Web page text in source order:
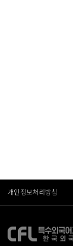
개인정보처리방침